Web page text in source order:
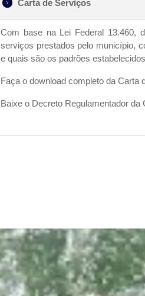
Carta de Serviços
Com base na Lei Federal 13.460,
serviços prestados pelo município,
e quais são os padrões
Faça o download completo da Carta
Baixe o Decreto Regulamentador da